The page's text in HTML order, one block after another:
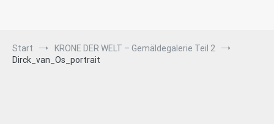
Start
KRONE DER WELT – Gemäldegalerie Teil 2
Dirck_van_Os_portrait